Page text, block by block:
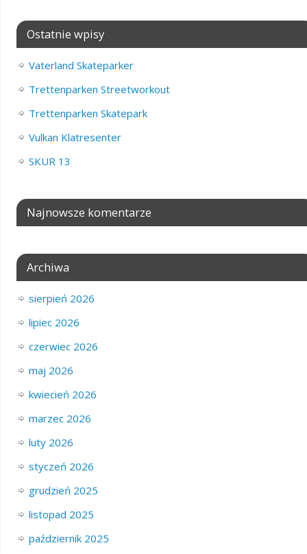
Ostatnie wpisy
Vaterland Skateparker
Trettenparken Streetworkout
Trettenparken Skatepark
Vulkan Klatresenter
SKUR 13
Najnowsze komentarze
Archiwa
sierpień 2026
lipiec 2026
czerwiec 2026
maj 2026
kwiecień 2026
marzec 2026
luty 2026
styczeń 2026
grudzień 2025
listopad 2025
październik 2025